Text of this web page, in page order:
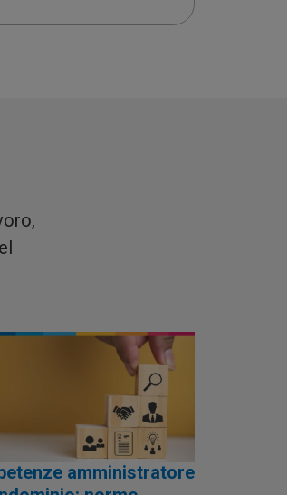
amministratore